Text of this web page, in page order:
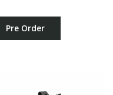
Pre Order